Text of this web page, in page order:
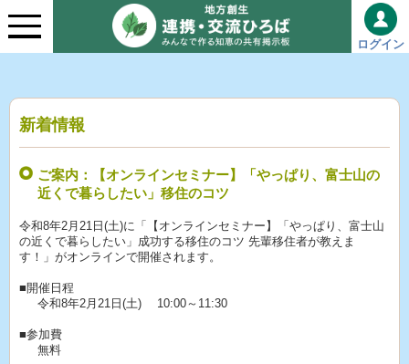
ログイン
新着情報
ご案内：【オンラインセミナー】「やっぱり、富士山の
近くで暮らしたい」移住のコツ
令和8年2月21日(土)に「【オンラインセミナー】「やっぱり、富士山
の近くで暮らしたい」成功する移住のコツ 先輩移住者が教えま
す！」がオンラインで開催されます。
■開催日程
令和8年2月21日(土) 10:00～11:30
■参加費
無料